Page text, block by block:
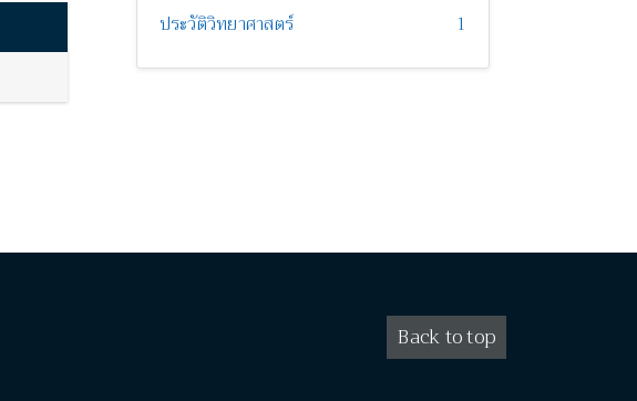
ประวัติวิทยาศาสตร์ 1
Back to top